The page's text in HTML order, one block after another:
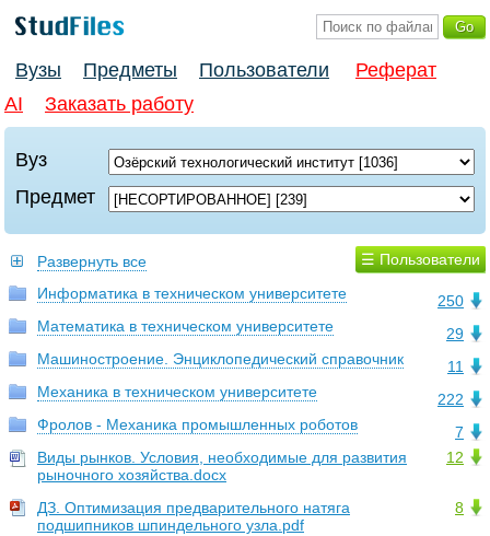
Вузы Предметы Пользователи
Реферат
AI
Заказать работу
Вуз
Предмет
☰ Пользователи
Развернуть все
250
Информатика в техническом университете
29
Математика в техническом университете
11
Машиностроение. Энциклопедический справочник
222
Механика в техническом университете
7
Фролов - Механика промышленных роботов
12
Виды рынков. Условия, необходимые для развития
рыночного хозяйства.docx
8
ДЗ. Оптимизация предварительного натяга
подшипников шпиндельного узла.pdf